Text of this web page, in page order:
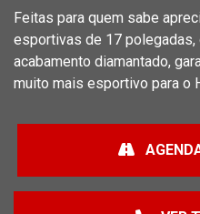
Feitas para quem sabe
esportivas de 17 polegadas,
acabamento diamantado,
muito mais esportivo para o